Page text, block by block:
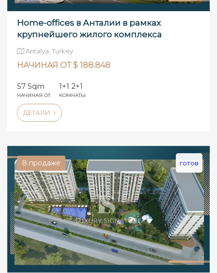
Home-offices в Анталии в рамках
крупнейшего жилого комплекса
Antalya, Turkey
НАЧИНАЯ ОТ $ 188.848
57 Sqm
НАЧИНАЯ ОТ
1+1 2+1
КОМНАТЫ
ДЕТАЛИ
В продаже готов